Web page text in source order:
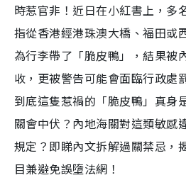
時惹官非！近日在小紅書上，多
指從香港經港珠澳大橋、福田或
為行李帶了「脆皮鴨」，結果被
收，更被警告可能會面臨行政處
到底這隻惹禍的「脆皮鴨」真身
關會中伏？內地海關對這類敏感
規定？即睇內文拆解過關禁忌，
目兼避免誤墮法網！